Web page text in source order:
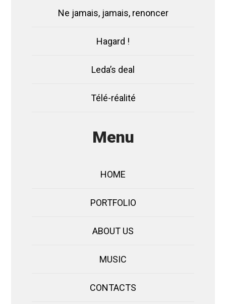
Ne jamais, jamais, renoncer
Hagard !
Leda’s deal
Télé-réalité
Menu
HOME
PORTFOLIO
ABOUT US
MUSIC
CONTACTS